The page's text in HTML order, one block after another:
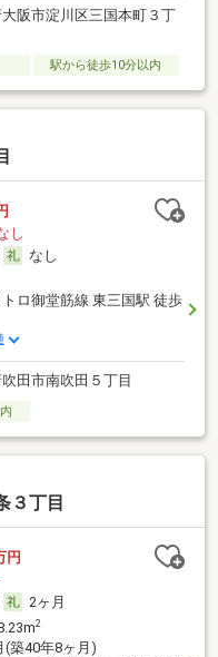
阪市淀川区三国本町３丁
駅から徒歩10分以内
し
なし
ロ御堂筋線 東三国駅 徒歩
田市南吹田５丁目
３丁目
円
2ヶ月
2
(築40年8ヶ月)